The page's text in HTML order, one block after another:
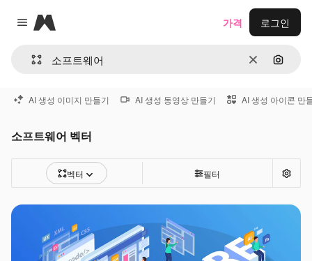
Close menu
Magnific
지우기이미지
가격 로그인
AI 생성 이미지 만들기 AI 생성 동영상 만들기 AI 생성 아이콘 만
소프트웨어 벡터
벡터 필터